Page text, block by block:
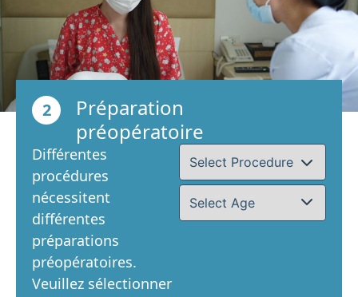
2
Préparation
préopératoire
Différentes
procédures
nécessitent
différentes
préparations
préopératoires.
Veuillez sélectionner